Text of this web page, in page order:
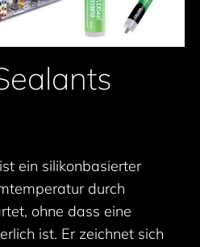
ein silikonbasierter
durch
ohne dass eine
ist. Er zeichnet sich